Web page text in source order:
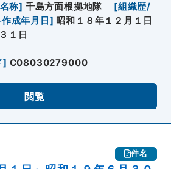
称] 千島方面根拠地隊 [組織歴/
成年月日 ] 昭和１８年１２月１日
１日
] C08030279000
閲覧
件名